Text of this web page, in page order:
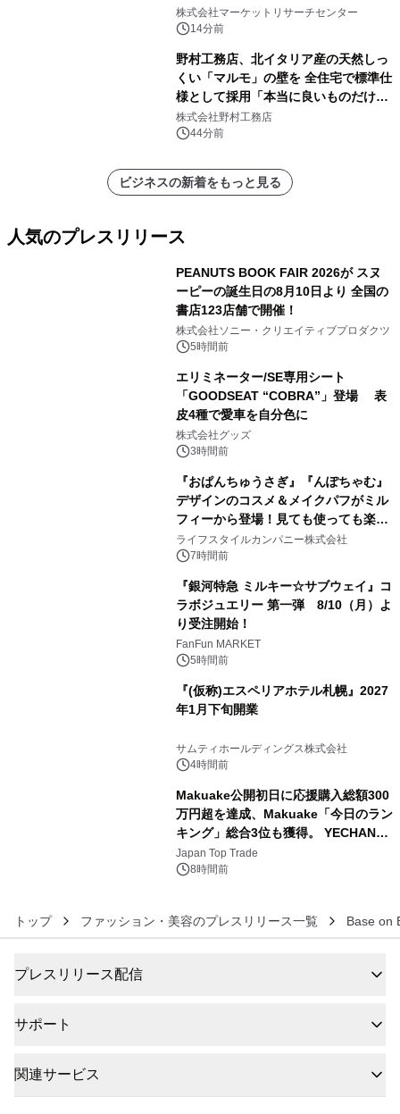
バッテリー、円筒形LFPバッテリ
ー）・分析レポートを発表
株式会社マーケットリサーチセンター
14分前
野村工務店、北イタリア産の天然しっ
くい「マルモ」の壁を 全住宅で標準仕
様として採用「本当に良いものだけに
こだわる」
株式会社野村工務店
44分前
ビジネスの新着をもっと見る
人気のプレスリリース
PEANUTS BOOK FAIR 2026が スヌ
ーピーの誕生日の8月10日より 全国の
書店123店舗で開催！
株式会社ソニー・クリエイティブプロダクツ
5時間前
エリミネーター/SE専用シート
「GOODSEAT “COBRA”」登場 表
皮4種で愛車を自分色に
株式会社グッズ
3時間前
『おぱんちゅうさぎ』『んぽちゃむ』
デザインのコスメ＆メイクパフがミル
フィーから登場！見ても使っても楽し
い、ポップでキュートなコレクショ
ン。
ライフスタイルカンパニー株式会社
7時間前
『銀河特急 ミルキー☆サブウェイ』コ
ラボジュエリー 第一弾 8/10（月）よ
り受注開始！
FanFun MARKET
5時間前
『(仮称)エスペリアホテル札幌』2027
年1月下旬開業
サムティホールディングス株式会社
4時間前
Makuake公開初日に応援購入総額300
万円超を達成、Makuake「今日のラン
キング」総合3位も獲得。 YECHAN音
浴シンギングボウル第2弾の大型サイ
ズ（XL・2XL・3XL）を先行販売中
Japan Top Trade
8時間前
トップ ファッション・美容のプレスリリース一覧 Base on
プレスリリース配信
サポート
関連サービス